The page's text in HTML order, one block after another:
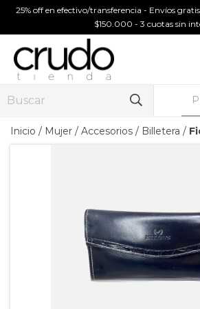
25% off en efectivo/transferencia - Envíos
$150.000 - 3 cuotas sin
Inicio / Mujer / Accesorios / Billetera /